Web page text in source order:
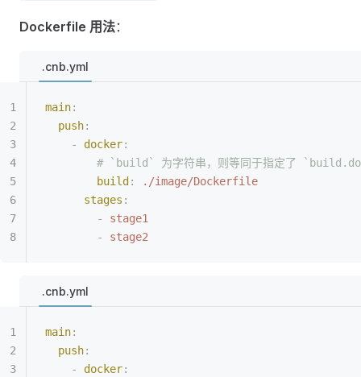
Dockerfile 用法：
.cnb.yml
main:
  push
:
    -
docker:
# `build` 为字符串，则等同于指定了
        build
:
./image/Dockerfile
      stages
:
        -
stage1
        -
stage2
.cnb.yml
main:
  push
:
    -
docker: